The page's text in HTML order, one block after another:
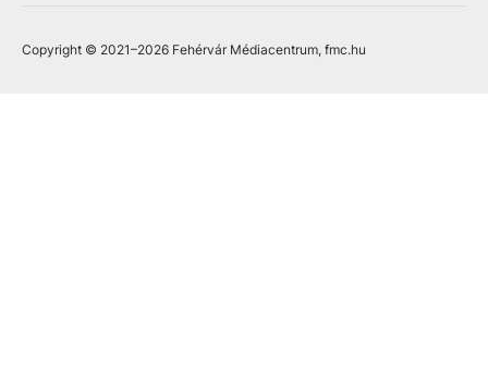
Copyright © 2021–2026 Fehérvár Médiacentrum, fmc.hu